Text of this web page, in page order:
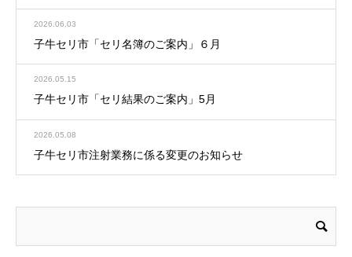
2026.06.03
子牛セリ市「セリ名簿のご案内」６月
2026.05.15
子牛セリ市「セリ結果のご案内」5月
2026.05.08
子牛セリ市注射業務に係る変更のお知らせ